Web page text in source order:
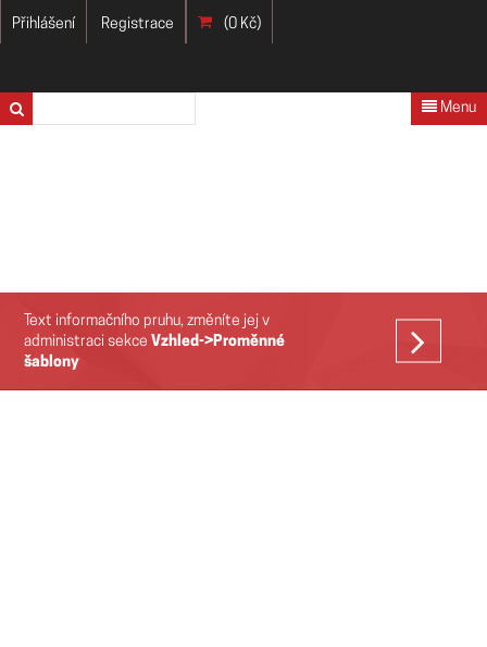
Přihlášení Registrace (0 Kč)
Menu
Text informačního pruhu, změníte jej v
administraci sekceVzhled->Proměnné
šablony
VÍCE
>